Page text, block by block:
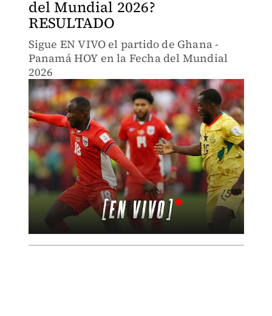
del Mundial 2026?
RESULTADO
Sigue EN VIVO el partido de Ghana -
Panamá HOY en la Fecha del Mundial
2026